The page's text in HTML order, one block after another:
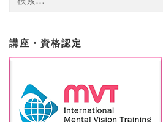
索:
講座・資格認定